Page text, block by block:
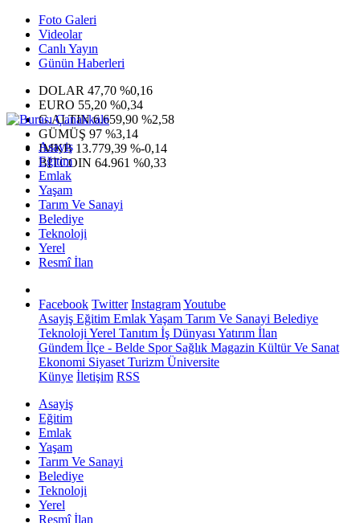
Foto Galeri
Videolar
Canlı Yayın
Günün Haberleri
DOLAR 47,70 %0,16
EURO 55,20 %0,34
G.ALTIN6.659,90 %2,58
GÜMÜŞ 97 %3,14
IMKB 13.779,39 %-0,14
BITCOIN 64.961 %0,33
Asayiş
Eğitim
Emlak
Yaşam
Tarım Ve Sanayi
Belediye
Teknoloji
Yerel
Resmî İlan
Facebook Twitter InstagramYoutube
Asayiş Eğitim EmlakYaşam Tarım Ve Sanayi Belediye
Teknoloji Yerel Tanıtım İş Dünyası Yatırım İlan
Gündem İlçe - Belde SporSağlık Magazin Kültür Ve Sanat
Ekonomi Siyaset Turizm Üniversite
Künye İletişim RSS
Asayiş
Eğitim
Emlak
Yaşam
Tarım Ve Sanayi
Belediye
Teknoloji
Yerel
Resmî İlan